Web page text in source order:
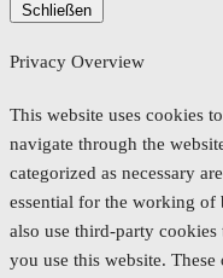
Schließen
Privacy Overview
This website uses cookies
navigate through the
categorized as necessary
essential for the working of
also use third-party
you use this website.